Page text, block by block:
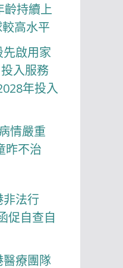
齡持續上
高水平
先啟用家
入服務
年投入
情嚴重
昨不治
非法行
促自查自
療團隊